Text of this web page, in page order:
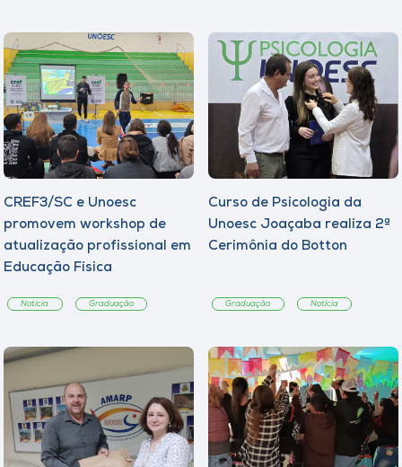
CREF3/SC e Unoesc
promovem workshop de
atualização profissional em
Educação Física
Notícia Graduação
Curso de Psicologia da
Unoesc Joaçaba realiza 2ª
Cerimônia do Botton
Graduação Notícia